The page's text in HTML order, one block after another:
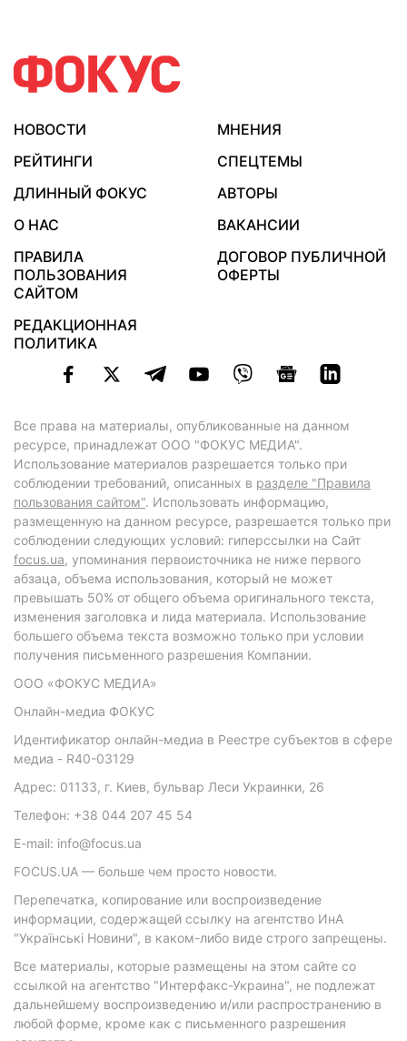
НОВОСТИ
МНЕНИЯ
РЕЙТИНГИ
СПЕЦТЕМЫ
ДЛИННЫЙ ФОКУС
АВТОРЫ
О НАС
ВАКАНСИИ
ПРАВИЛА
ПОЛЬЗОВАНИЯ
САЙТОМ
ДОГОВОР ПУБЛИЧНОЙ
ОФЕРТЫ
РЕДАКЦИОННАЯ
ПОЛИТИКА
Все права на материалы, опубликованные на данном
ресурсе, принадлежат ООО "ФОКУС МЕДИА".
Использование материалов разрешается только при
соблюдении требований, описанных в разделе "Правила
пользования сайтом". Использовать информацию,
размещенную на данном ресурсе, разрешается только при
соблюдении следующих условий: гиперссылки на Сайт
focus.ua, упоминания первоисточника не ниже первого
абзаца, объема использования, который не может
превышать 50% от общего объема оригинального текста,
изменения заголовка и лида материала. Использование
большего объема текста возможно только при условии
получения письменного разрешения Компании.
ООО «ФОКУС МЕДИА»
Онлайн-медиа ФОКУС
Идентификатор онлайн-медиа в Реестре субъектов в сфере
медиа - R40-03129
Адрес: 01133, г. Киев, бульвар Леси Украинки, 26
Телефон: +38 044 207 45 54
E-mail: info@focus.ua
FOCUS.UA — больше чем просто новости.
Перепечатка, копирование или воспроизведение
информации, содержащей ссылку на агентство ИнА
"Українські Новини", в каком-либо виде строго запрещены.
Все материалы, которые размещены на этом сайте со
ссылкой на агентство "Интерфакс-Украина", не подлежат
дальнейшему воспроизведению и/или распространению в
любой форме, кроме как с письменного разрешения